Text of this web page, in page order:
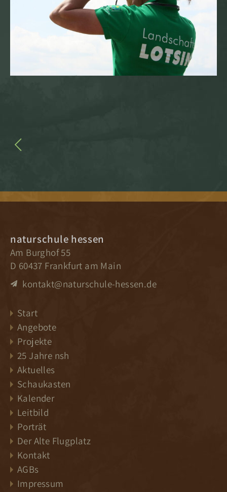
naturschule hessen
Am Burghof 55
D 60437 Frankfurt am Main
kontakt@naturschule-hessen.de
Start
Angebote
Projekte
25 Jahre nsh
Aktuelles
Schaukasten
Kalender
Leitbild
Porträt
Der Alte Flugplatz
Kontakt
AGBs
Impressum